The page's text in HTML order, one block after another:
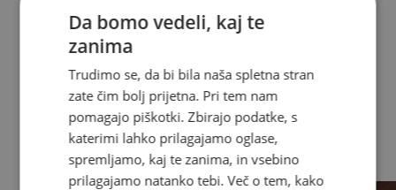
Kovčki
Kape s šiltom
Kape in šali
Obeski
Pasovi
Kozmetične torbice
Izdelki RE:VUCH
Limited
Nazaj
Da bomo vedeli, kaj te
zanima
Trudimo se, da bi bila naša spletna stran
zate čim bolj prijetna. Pri tem nam
pomagajo piškotki. Zbirajo podatke, s
katerimi lahko prilagajamo oglase,
spremljamo, kaj te zanima, in vsebino
prilagajamo natanko tebi. Več o tem, kako